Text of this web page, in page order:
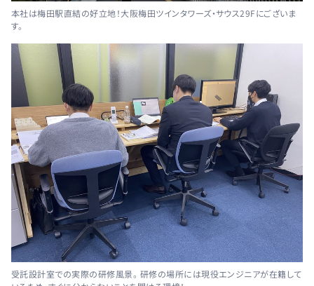
本社は梅田駅直結の好立地！大阪梅田ツインタワーズ・サウス29Fにございま
す。
受託設計室での実際の研修風景。 研修の場所には現役エンジニアが在籍して